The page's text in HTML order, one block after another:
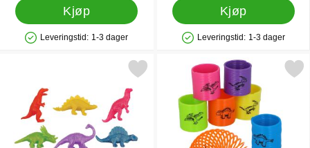
Kjøp
Produkttilgjengelighet: På lager
Leveringstid: 1-3 dager
Kjøp
Produkttilgjengelighet: På lager
Leveringstid: 1-3 dager
Merk stretchy Dinosaurleke 7 cm som favoritt
Merk mini Slinky